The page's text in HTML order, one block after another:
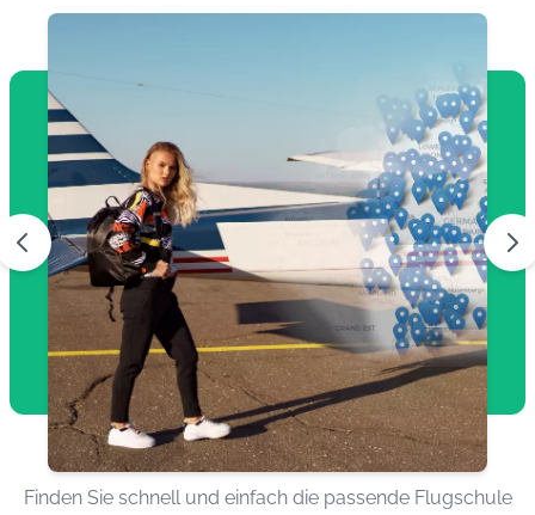
Finden Sie schnell und einfach die passende Flugschule